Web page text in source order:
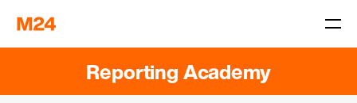
Reporting Academy